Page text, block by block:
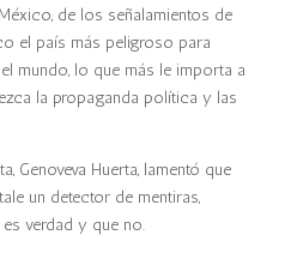
de los señalamientos de
el país más peligroso para
mundo, lo que más le importa a
la propaganda política y las
Genoveva Huerta, lamentó que
un detector de mentiras,
verdad y que no.